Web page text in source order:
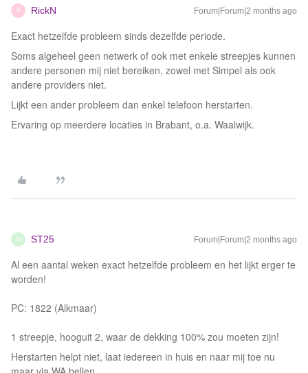
R RickN Forum|Forum|2 months ago
Exact hetzelfde probleem sinds dezelfde periode.
Soms algeheel geen netwerk of ook met enkele streepjes kunnen
andere personen mij niet bereiken, zowel met Simpel als ook
andere providers niet.
Lijkt een ander probleem dan enkel telefoon herstarten.
Ervaring op meerdere locaties in Brabant, o.a. Waalwijk.
S ST25 Forum|Forum|2 months ago
Al een aantal weken exact hetzelfde probleem en het lijkt erger te
worden!
PC: 1822 (Alkmaar)
1 streepje, hooguit 2, waar de dekking 100% zou moeten zijn!
Herstarten helpt niet, laat iedereen in huis en naar mij toe nu